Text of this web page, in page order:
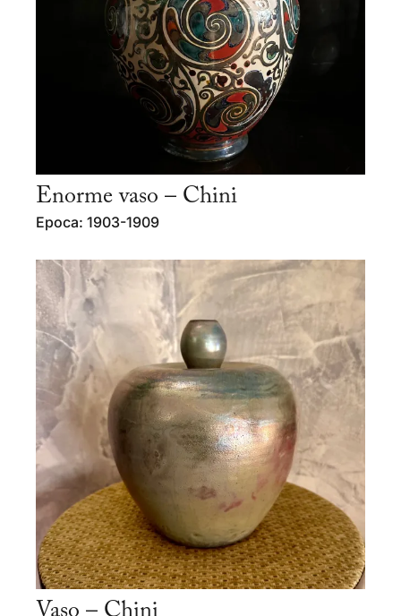
Enorme vaso – Chini
Epoca: 1903-1909